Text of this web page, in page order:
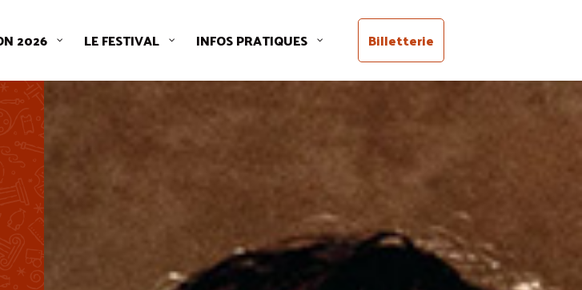
2026 LE FESTIVAL INFOS PRATIQUES Billetterie